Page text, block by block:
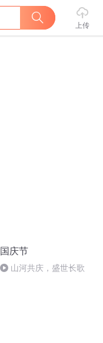
上传
国庆节
山河共庆，盛世长歌